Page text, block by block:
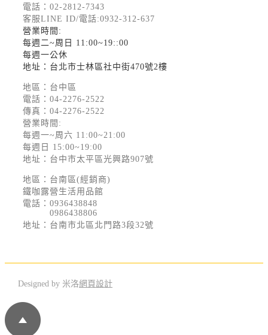
電話： 02-2812-7343
客服LINE ID/電話:0932-312-637
營業時間:
每週二~周日 11:00~19::00
每週一公休
地址：台北市士林區社中街470號2樓
地區：台中區
電話： 04-2276-2522
傳真：04-2276-2522
營業時間:
每週一~周六 11:00~21:00
每週日 15:00~19:00
地址：台中市太平區光興路907號
地區：台南區(經銷商)
鐵咖露營生活用品館
電話： 0936438848
0986438806
地址：台南市北區北門路3段32號
Designed by 米洛網頁設計